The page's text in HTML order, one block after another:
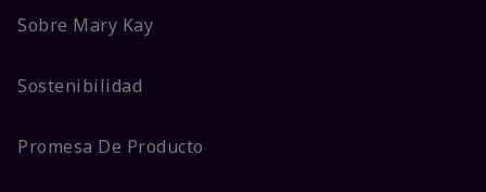
Sobre Mary Kay
Sostenibilidad
Promesa De Producto